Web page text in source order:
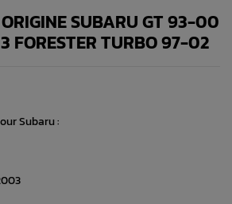
SUBARU GT 93-00
FORESTER TURBO 97-02
Subaru :